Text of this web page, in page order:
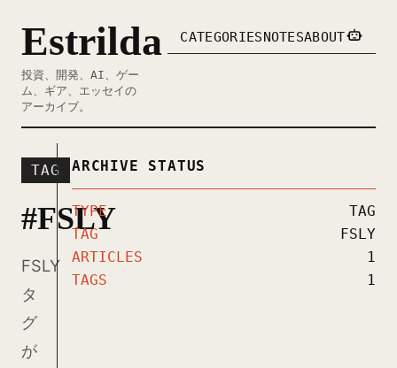
Estrilda CATEGORIESNOTESABOUT
投資、開発、AI、ゲー
ム、ギア、エッセイの
アーカイブ。
TAG
#FSLY
FSLY
タ
グ
が
ARCHIVE STATUS
TYPE
TAG
TAG
FSLY
ARTICLES
1
TAGS
1